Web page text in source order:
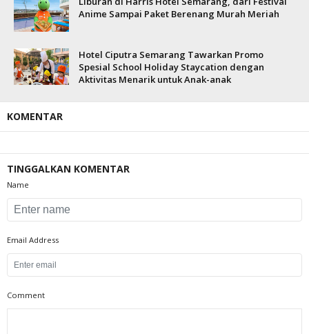
Anime Sampai Paket Berenang Murah Meriah
Hotel Ciputra Semarang Tawarkan Promo
Spesial School Holiday Staycation dengan
Aktivitas Menarik untuk Anak-anak
KOMENTAR
TINGGALKAN KOMENTAR
Name
Email Address
Comment